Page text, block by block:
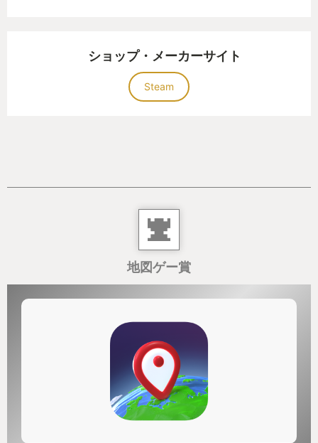
ショップ・メーカーサイト
Steam
地図ゲー賞